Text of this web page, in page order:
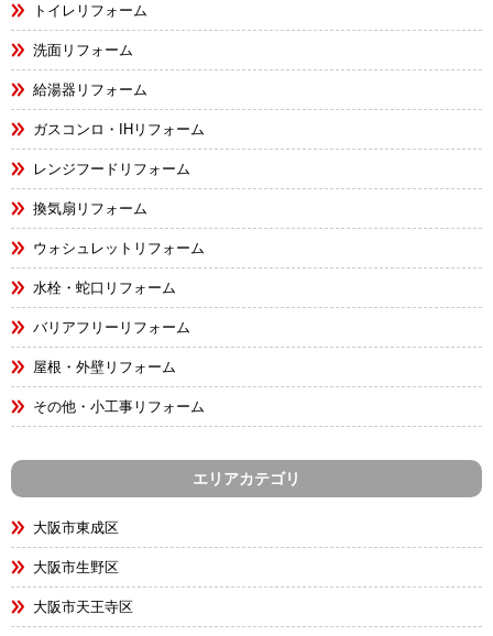
トイレリフォーム
洗面リフォーム
給湯器リフォーム
ガスコンロ・IHリフォーム
レンジフードリフォーム
換気扇リフォーム
ウォシュレットリフォーム
水栓・蛇口リフォーム
バリアフリーリフォーム
屋根・外壁リフォーム
その他・小工事リフォーム
エリアカテゴリ
大阪市東成区
大阪市生野区
大阪市天王寺区